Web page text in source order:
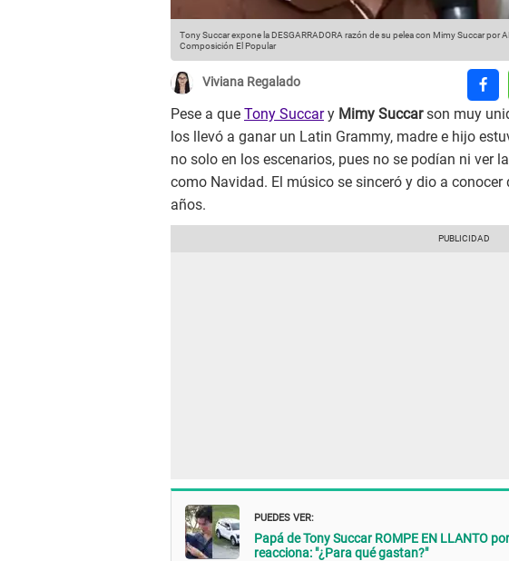
Tony Succar expone la DESGARRADORA razón de su pelea con Mimy Succar por
Composición El Popular
Viviana Regalado
Pese a que Tony Succary Mimy Succarson muy
los llevó a ganar un Latin Grammy, madre e hijo
no solo en los escenarios, pues no se podían ni ver
como Navidad. El músico se sinceró y dio a
años.
PUEDES VER:
Papá de Tony Succar ROMPE EN LLANTO
reacciona: "¿Para qué gastan?"